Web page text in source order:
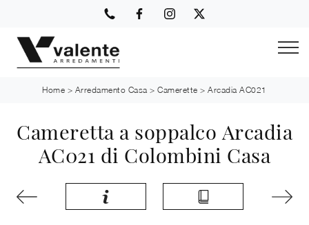
Home > Arredamento Casa >Camerette >Arcadia AC021
Cameretta a soppalco Arcadia
AC021 di Colombini Casa